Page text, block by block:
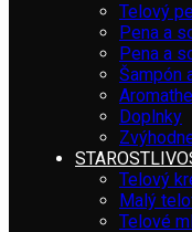
Telový
Pena a
Pena a
Šampón
Doplnky
Telový
Malý
Telové